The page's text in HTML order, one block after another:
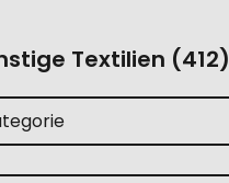
Textilien (412)